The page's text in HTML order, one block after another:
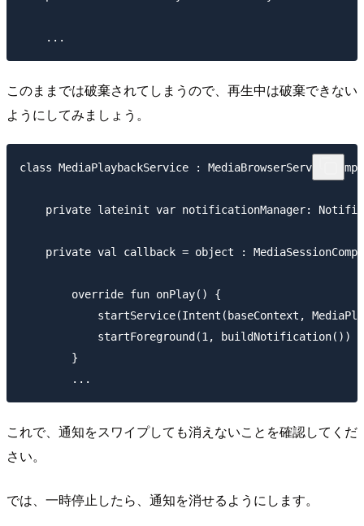
このままでは破棄されてしまうので、再生中は破棄できない
ようにしてみましょう。
class MediaPlaybackService :
private lateinit var notificationManager:
private val callback = object :
        override fun onPlay() {
startService(Intent(baseContext,
            startForeground(1, buildNotification())
        }
これで、通知をスワイプしても消えないことを確認してくだ
さい。
では、一時停止したら、通知を消せるようにします。